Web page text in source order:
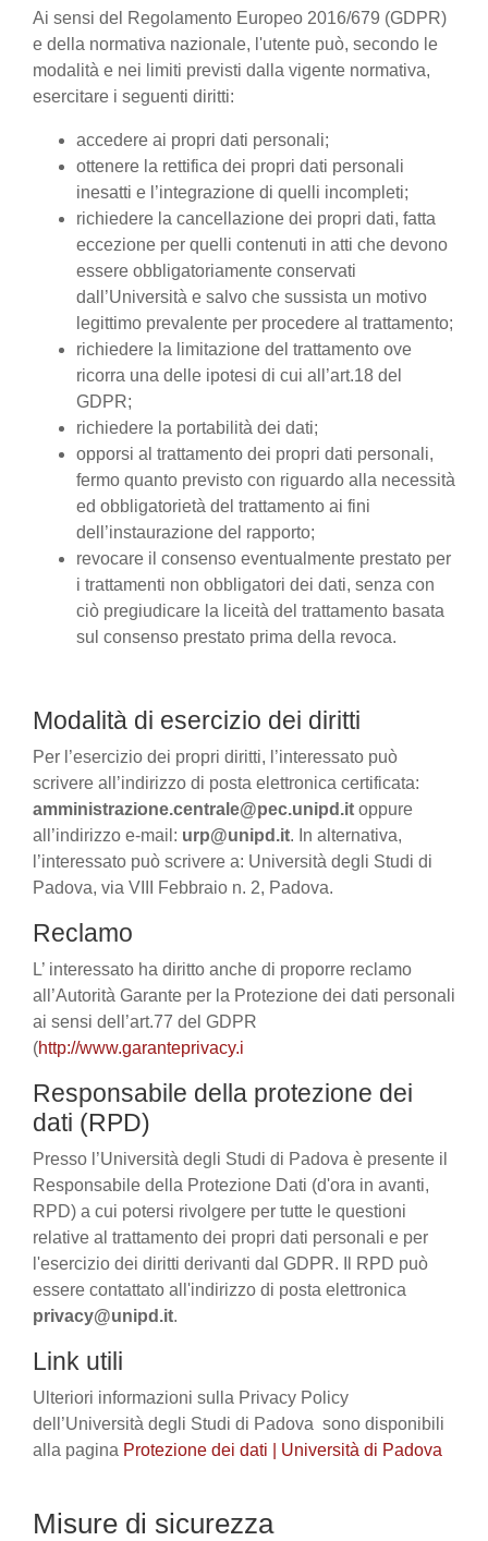
Ai sensi del Regolamento Europeo 2016/679 (GDPR)
e della normativa nazionale, l'utente può, secondo le
modalità e nei limiti previsti dalla vigente normativa,
esercitare i seguenti diritti:
accedere ai propri dati personali;
ottenere la rettifica dei propri dati personali
inesatti e l’integrazione di quelli incompleti;
richiedere la cancellazione dei propri dati, fatta
eccezione per quelli contenuti in atti che devono
essere obbligatoriamente conservati
dall’Università e salvo che sussista un motivo
legittimo prevalente per procedere al trattamento;
richiedere la limitazione del trattamento ove
ricorra una delle ipotesi di cui all’art.18 del
GDPR;
richiedere la portabilità dei dati;
opporsi al trattamento dei propri dati personali,
fermo quanto previsto con riguardo alla necessità
ed obbligatorietà del trattamento ai fini
dell’instaurazione del rapporto;
revocare il consenso eventualmente prestato per
i trattamenti non obbligatori dei dati, senza con
ciò pregiudicare la liceità del trattamento basata
sul consenso prestato prima della revoca.
Modalità di esercizio dei diritti
Per l’esercizio dei propri diritti, l’interessato può
scrivere all’indirizzo di posta elettronica certificata:
amministrazione.centrale@pec.unipd.it oppure
all’indirizzo e-mail: urp@unipd.it. In alternativa,
l’interessato può scrivere a: Università degli Studi di
Padova, via VIII Febbraio n. 2, Padova.
Reclamo
L’ interessato ha diritto anche di proporre reclamo
all’Autorità Garante per la Protezione dei dati personali
ai sensi dell’art.77 del GDPR
(http://www.garanteprivacy.i
Responsabile della protezione dei
dati (RPD)
Presso l’Università degli Studi di Padova è presente il
Responsabile della Protezione Dati (d'ora in avanti,
RPD) a cui potersi rivolgere per tutte le questioni
relative al trattamento dei propri dati personali e per
l'esercizio dei diritti derivanti dal GDPR. Il RPD può
essere contattato all'indirizzo di posta elettronica
privacy@unipd.it.
Link utili
Ulteriori informazioni sulla Privacy Policy
dell’Università degli Studi di Padova sono disponibili
alla pagina Protezione dei dati | Università di Padova
Misure di sicurezza